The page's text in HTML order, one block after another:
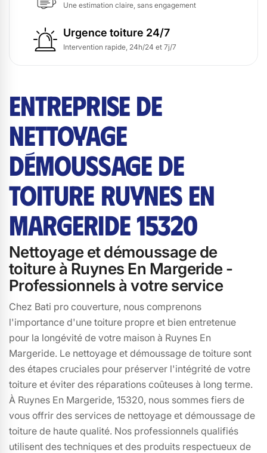
Une estimation claire, sans engagement
Urgence toiture 24/7
Intervention rapide, 24h/24 et 7j/7
ENTREPRISE DE
NETTOYAGE
DÉMOUSSAGE DE
TOITURE RUYNES EN
MARGERIDE 15320
Nettoyage et démoussage de
toiture à Ruynes En Margeride -
Professionnels à votre service
Chez Bati pro couverture, nous comprenons
l'importance d'une toiture propre et bien entretenue
pour la longévité de votre maison à Ruynes En
Margeride. Le nettoyage et démoussage de toiture sont
des étapes cruciales pour préserver l'intégrité de votre
toiture et éviter des réparations coûteuses à long terme.
À Ruynes En Margeride, 15320, nous sommes fiers de
vous offrir des services de nettoyage et démoussage de
toiture de haute qualité. Nos professionnels qualifiés
utilisent des techniques et des produits respectueux de